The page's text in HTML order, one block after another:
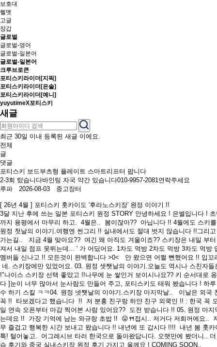
보호대
헬멧
고글
장갑
글로벌
글로벌-영어
글로벌-일본어
글로벌-일본어
크루브로큰
포티스키라이더[지픽]
포티스키라이더[은솔]
포티스키라이더[예니]
yuyutimeX포티스키
새글
최근 30일 이내 등록된 새글 이에요.
전체
글
댓글
포티스키 보드부츠형 플레이트 스마트리프터 팝니다
2-3회 탔습니다바인팅 자국 약간 있습니다010-9957-2081연락주세요
루파 2026-08-03 중고장터
[ 26년 4월 ] 포티스키 훗카이도 '후라노스키장' 원정 이야기 !!
3달 지난 후에 쓰는 일본 포티스키 원정 STORY 안녕하세요 ! 은별입니다 !
까지 용평에서 마무리 하고. 4월은.. 봄이잖아?? 아닙니다 !! 4월에도 스키
원정 첫날의 이야기.여행엔 썬그리 !! 실내에서도 절대 벗지 않습니다 !!그
가는길.. 지금 4월 맞아요?? 여긴 왜 아직도 겨울이죠?? 스키장은 내일 부
져서 내일 점프 못뛰는데... ' 가 어딨어요. 1차도 먹방 2차도 먹방 3차도 먹
멤버들 신나고 !! 모든것이 완벽합니다 >0< 안 왔으면 어쩔 뻔했어요 !! 입
네. 스키장에만 있었어요. 03. 원정 셋쨋날의 이야기.오늘도 역시나 스친자
!"나이스 스키장 선택 좋았고 !!나무에 눈 쌓인거 보이시나요?? 키 순서대
다 ]눈이 너무 많아서 눈사람도 만들어 주고, 포티스키도 태워 봤습니다 !
수 하기 스킬 ㅋㅋ04. 원정 넷쨋날의 이야기.스키장 마지막날.. 이날은 외국
꼭 !! 타보겠다고 했습니다 !! 저 분홍 친구랑 하얀 친구 외쿡인 !! : 한국 꼭
일 연속 오픈부터 마감 찍어본 사람 있어요?? 도전 받습니다 !! 05. 원정 마
는데요 !! 가장 기억에 남는 와규랑 초밥 !! 😛🍴접시.. 저거다 저희꺼에요..
무 즐겁고 행복한 시간 보내고 왔습니다 !! 내년에 또 갑시다 !!!! 내년 봄 훗
툭! 털어놓고. 어그레시브 타러 한국으로 돌아왔답니다. 오랫만에 봤더니..
습 후기와 중국 실내스키장 원정 후기 가지고 올께요 ! COMING SOON..